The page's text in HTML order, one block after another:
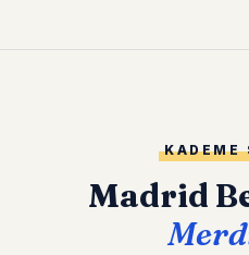
KADEME
Madrid